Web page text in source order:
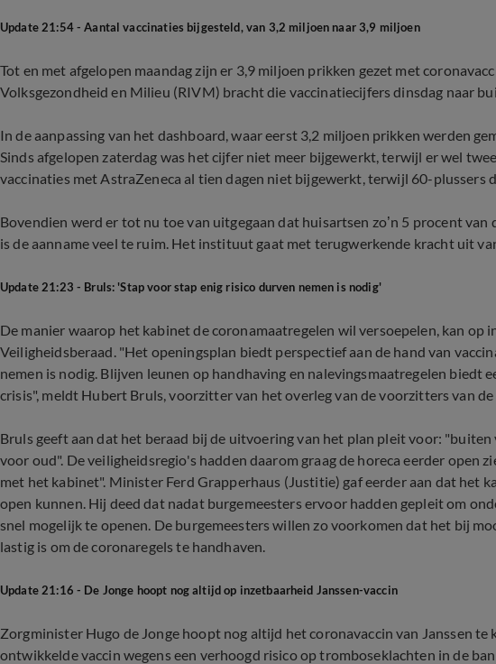
Update 21:54 - Aantal vaccinaties bijgesteld, van 3,2 miljoen naar 3,9 miljoen
Tot en met afgelopen maandag zijn er 3,9 miljoen prikken gezet met
Volksgezondheid en Milieu (RIVM) bracht die vaccinatiecijfers dinsdag naar
In de aanpassing van het dashboard, waar eerst 3,2 miljoen prikken werden
Sinds afgelopen zaterdag was het cijfer niet meer bijgewerkt, terwijl er wel
vaccinaties met AstraZeneca al tien dagen niet bijgewerkt, terwijl 60-plussers
Bovendien werd er tot nu toe van uitgegaan dat huisartsen zo’n 5 procent van
is de aanname veel te ruim. Het instituut gaat met terugwerkende kracht uit
Update 21:23 - Bruls: 'Stap voor stap enig risico durven nemen is nodig'
De manier waarop het kabinet de coronamaatregelen wil versoepelen, kan op
Veiligheidsberaad. "Het openingsplan biedt perspectief aan de hand van
nemen is nodig. Blijven leunen op handhaving en nalevingsmaatregelen biedt
crisis", meldt Hubert Bruls, voorzitter van het overleg van de voorzitters van
Bruls geeft aan dat het beraad bij de uitvoering van het plan pleit voor:
voor oud". De veiligheidsregio's hadden daarom graag de horeca eerder open
met het kabinet". Minister Ferd Grapperhaus (Justitie) gaf eerder aan dat het
open kunnen. Hij deed dat nadat burgemeesters ervoor hadden gepleit om
snel mogelijk te openen. De burgemeesters willen zo voorkomen dat het bij
lastig is om de coronaregels te handhaven.
Update 21:16 - De Jonge hoopt nog altijd op inzetbaarheid Janssen-vaccin
Zorgminister Hugo de Jonge hoopt nog altijd het coronavaccin van Janssen
ontwikkelde vaccin wegens een verhoogd risico op tromboseklachten in de